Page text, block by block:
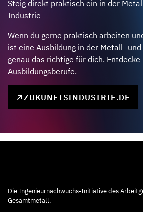
Steig direkt praktisch ein in der
Industrie
Wenn du gerne praktisch arbeiten
ist eine Ausbildung in der Metall-
genau das richtige für dich.
Ausbildungsberufe.
ZUKUNFTSINDUSTRIE.DE
Die Ingenieurnachwuchs-Initiative des
Gesamtmetall.